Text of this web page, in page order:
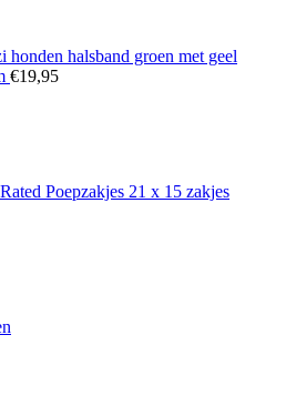
honden halsband groen met geel
€19,95
Poepzakjes 21 x 15 zakjes